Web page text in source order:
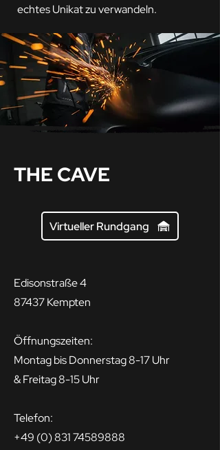
echtes Unikat zu verwandeln.
THE CAVE
Virtueller Rundgang
Edisonstraße 4
87437 Kempten
Öffnungszeiten:
Montag bis Donnerstag 8-17 Uhr
& Freitag 8-15 Uhr
Telefon:
+49 (0) 831 74589888